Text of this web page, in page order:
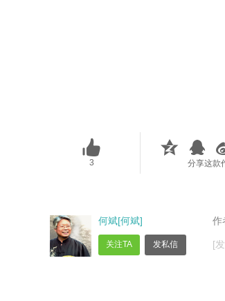
3 分享这款
作
[
何斌[何斌]
关注TA 发私信